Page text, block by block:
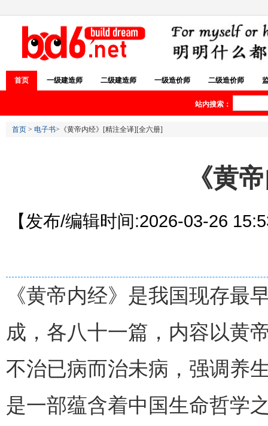
首页 一级建造师 二级建造师 一级造价师 二级造价师
站内搜索：
首页 > 电子书>《黄帝内经》[精注全译][全六册]
《黄
【发布/编辑时间:2026-03-26
《黄帝内经》是我国现存最
成，各八十一篇，内容以黄
不治已病而治未病，强调养
是一部蕴含着中国生命哲学